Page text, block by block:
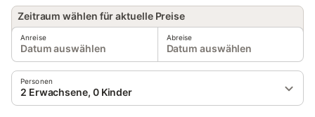
Zeitraum wählen für aktuelle Preise
Anreise
Datum auswählen
Abreise
Datum auswählen
Personen
2 Erwachsene, 0 Kinder